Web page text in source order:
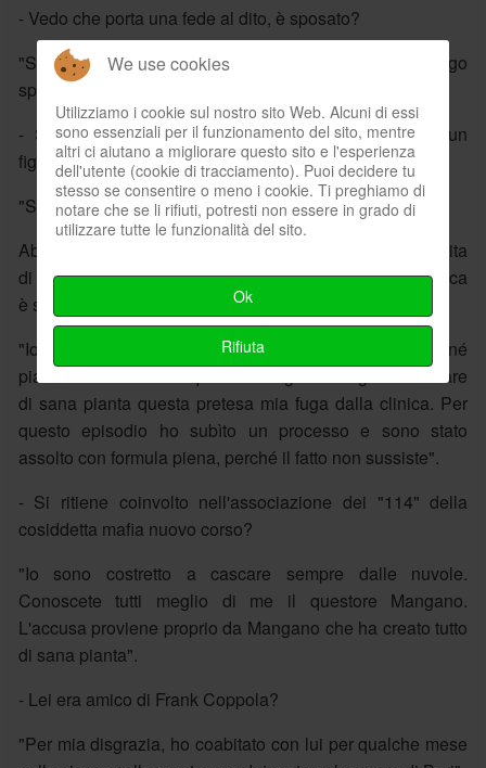
- Vedo che porta una fede al dito, è sposato?
"Sono sposato, anzi preciso, sentimentalmente mi ritengo
sposato".
- Si tratta della signora Parenzan che le ha dato un
figlioletto?
"Si".
Abbiamo chiesto a Liggio della fuga dalla Villa Margherita
di Roma. Il boss ha respinto decisamente quanto all'epoca
è stato scritto sul suo conto.
"Io non sono mai fuggito. Non ero né sorvegliato né
piantonato. E' stato il questore Angelo Mangano a creare
di sana pianta questa pretesa mia fuga dalla clinica. Per
questo episodio ho subìto un processo e sono stato
assolto con formula piena, perché il fatto non sussiste".
- Si ritiene coinvolto nell'associazione dei "114" della
cosiddetta mafia nuovo corso?
"Io sono costretto a cascare sempre dalle nuvole.
Conoscete tutti meglio di me il questore Mangano.
L'accusa proviene proprio da Mangano che ha creato tutto
di sana pianta".
- Lei era amico di Frank Coppola?
"Per mia disgrazia, ho coabitato con lui per qualche mese
We use cookies
Utilizziamo i cookie sul nostro sito Web. Alcuni di essi
sono essenziali per il funzionamento del sito, mentre
altri ci aiutano a migliorare questo sito e l'esperienza
dell'utente (cookie di tracciamento). Puoi decidere tu
stesso se consentire o meno i cookie. Ti preghiamo di
notare che se li rifiuti, potresti non essere in grado di
utilizzare tutte le funzionalità del sito.
Ok
Rifiuta